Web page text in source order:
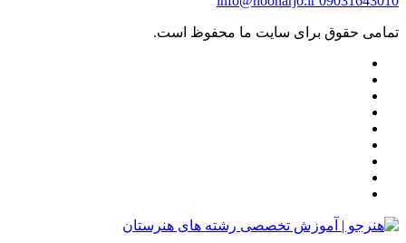
تمامی حقوق برای سایت ما محفوظ است.